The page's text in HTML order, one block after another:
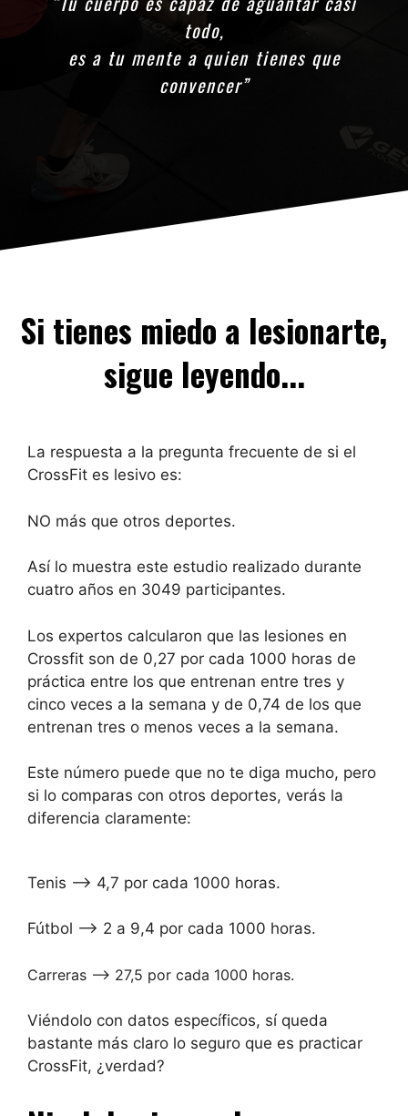
todo,
es a tu mente a quien tienes que
convencer”
Si tienes miedo a lesionarte,
sigue leyendo...
La respuesta a la pregunta frecuente de si el
CrossFit es lesivo es:
NO más que otros deportes.
Así lo muestra este estudio realizado durante
cuatro años en 3049 participantes.
Los expertos calcularon que las lesiones en
Crossfit son de 0,27 por cada 1000 horas de
práctica entre los que entrenan entre tres y
cinco veces a la semana y de 0,74 de los que
entrenan tres o menos veces a la semana.
Este número puede que no te diga mucho, pero
si lo comparas con otros deportes, verás la
diferencia claramente:
Tenis –> 4,7 por cada 1000 horas.
Fútbol –> 2 a 9,4 por cada 1000 horas.
Carreras –> 27,5 por cada 1000 horas.
Viéndolo con datos específicos, sí queda
bastante más claro lo seguro que es practicar
CrossFit, ¿verdad?